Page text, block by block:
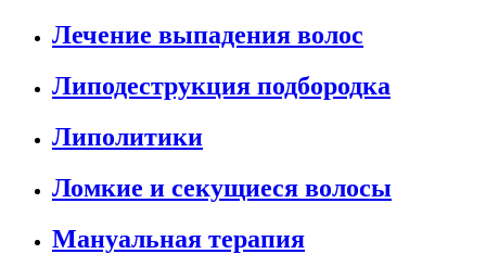
Лечение выпадения волос
Липодеструкция подбородка
Липолитики
Ломкие и секущиеся волосы
Мануальная терапия